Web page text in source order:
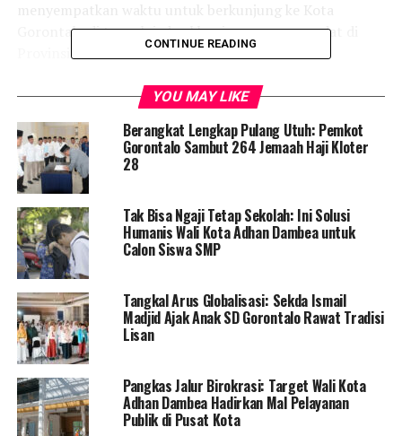
Gorontalo di tengah jadwal kunjungan yang padat di
Provinsi Gorontalo.
Dia menambahkan bahwa kehadiran Presiden Joko
Widodo dalam kegiatan olahraga di Lapangan Kompi
Liluwo pada Minggu sore juga disambut dengan
antusiasme ribuan masyarakat. Menurutnya, kehadiran
Presiden tidak hanya memberikan semangat pada
masyarakat, tetapi juga memberi dampak positif pada
aktivitas ekonomi kota.
“Saya yakin setelah menyaksikan Presiden bermain bola,
masyarakat pasti akan melakukan aktivitas berbelanja di
Kota Gorontalo,” ujar Marten.
Selain itu, kunjungan Presiden Joko Widodo ke
Gorontalo City Mall pada malam itu juga memberikan
dampak positif bagi peningkatan ekonomi Kota
Gorontalo.
CONTINUE READING
YOU MAY LIKE
Berangkat Lengkap Pulang Utuh: Pemkot
Gorontalo Sambut 264 Jemaah Haji Kloter
28
Tak Bisa Ngaji Tetap Sekolah: Ini Solusi
Humanis Wali Kota Adhan Dambea untuk
Calon Siswa SMP
Tangkal Arus Globalisasi: Sekda Ismail
Madjid Ajak Anak SD Gorontalo Rawat Tradisi
Lisan
Pangkas Jalur Birokrasi: Target Wali Kota
Adhan Dambea Hadirkan Mal Pelayanan
Publik di Pusat Kota